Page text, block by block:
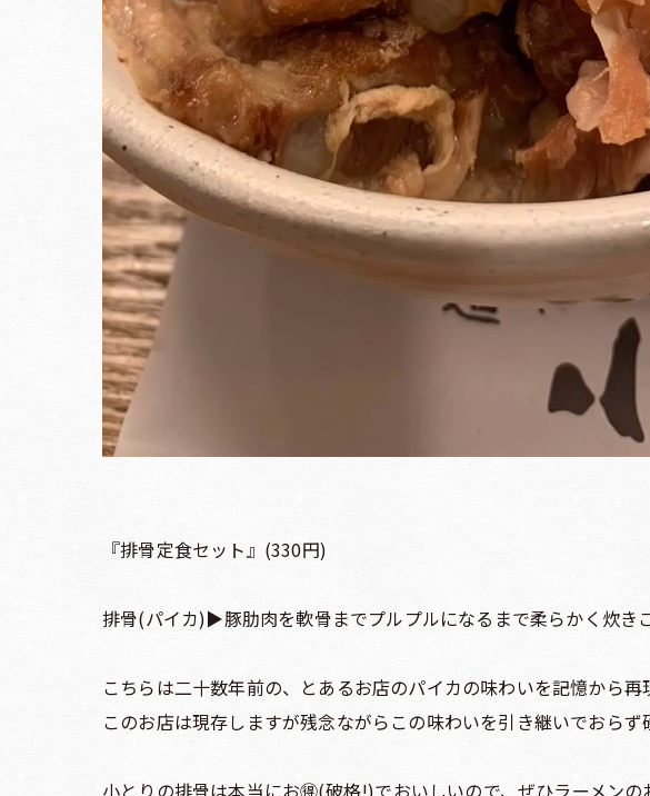
『排骨定食セット』(330円)
排骨(パイカ)▶︎豚肋肉を軟骨までプルプルになるまで柔らかく炊き
こちらは二十数年前の、とあるお店のパイカの味わいを記憶から
このお店は現存しますが残念ながらこの味わいを引き継いでおら
小とりの排骨は本当にお🉐(破格!)でおいしいので、ぜひラーメンの